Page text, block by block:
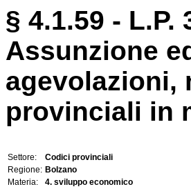
§ 4.1.59 - L.P.
Assunzione
agevolazioni,
provinciali in
Settore:
Codici provinciali
Regione: Bolzano
Materia:
4. sviluppo economico